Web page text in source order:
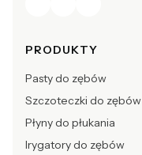
Linki w stopce
PRODUKTY
Pasty do zębów
Szczoteczki do zębów
Płyny do płukania
Irygatory do zębów